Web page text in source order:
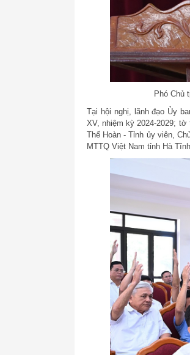
Phó Chủ
Tại hội nghị, lãnh đạo Ủy
XV, nhiệm kỳ 2024-2029;
Thế Hoàn - Tỉnh ủy viên,
MTTQ Việt Nam tỉnh Hà